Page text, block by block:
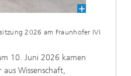
2026 am Fraunhofer IVI
10. Juni 2026 kamen
Wissenschaft,